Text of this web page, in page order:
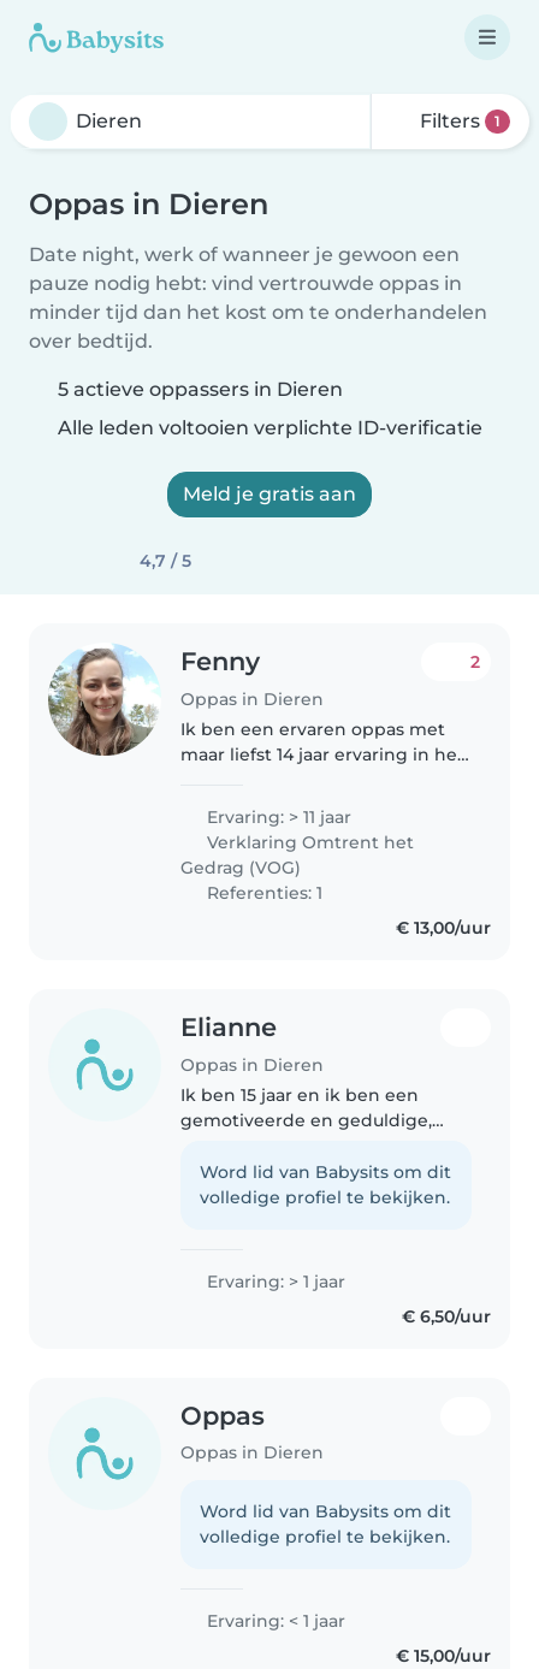
Filters 1
Oppas in Dieren
Date night, werk of wanneer je gewoon een
pauze nodig hebt: vind vertrouwde oppas in
minder tijd dan het kost om te onderhandelen
over bedtijd.
5 actieve oppassers in Dieren
Alle leden voltooien verplichte ID-verificatie
Meld je gratis aan
4,7 / 5
Fenny
Oppas in Dieren
2
Ik ben een ervaren oppas met
maar liefst 14 jaar ervaring in het
baby tot tiener. Ik ben zeer
comfortabel met koken en
huishoudelijke taken, wat
handig kan..
Ervaring: > 11 jaar
Verklaring Omtrent het
Gedrag (VOG)
Referenties: 1
€ 13,00/uur
Elianne
Oppas in Dieren
Ik ben 15 jaar en ik ben een
gemotiveerde en geduldige,
het leuk om met kinderen te
tekenen, spelletjes spelen en
Word lid van Babysits om dit
volledige profiel te bekijken.
Ervaring: > 1 jaar
€ 6,50/uur
Oppas
Oppas in Dieren
Word lid van Babysits om dit
volledige profiel te bekijken.
Ervaring: < 1 jaar
€ 15,00/uur